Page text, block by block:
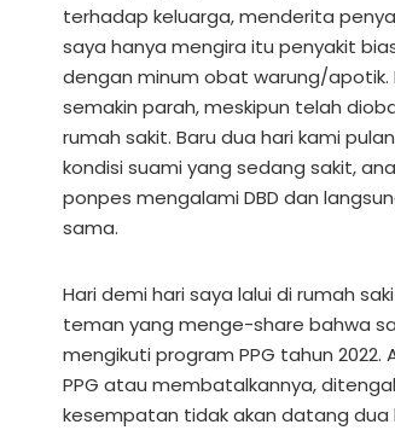
terhadap keluarga, menderita
saya hanya mengira itu penyakit
dengan minum obat warung/
semakin parah, meskipun telah
rumah sakit. Baru dua hari kami
kondisi suami yang sedang sakit,
ponpes mengalami DBD dan
sama.
Hari demi hari saya lalui di rumah
teman yang menge-share bahwa
mengikuti program PPG tahun
PPG atau membatalkannya,
kesempatan tidak akan datang dua